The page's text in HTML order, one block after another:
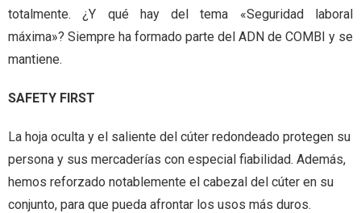
totalmente. ¿Y qué hay del tema «Seguridad laboral
máxima»? Siempre ha formado parte del ADN de COMBI y se
mantiene.
SAFETY FIRST
La hoja oculta y el saliente del cúter redondeado protegen su
persona y sus mercaderías con especial fiabilidad. Además,
hemos reforzado notablemente el cabezal del cúter en su
conjunto, para que pueda afrontar los usos más duros.